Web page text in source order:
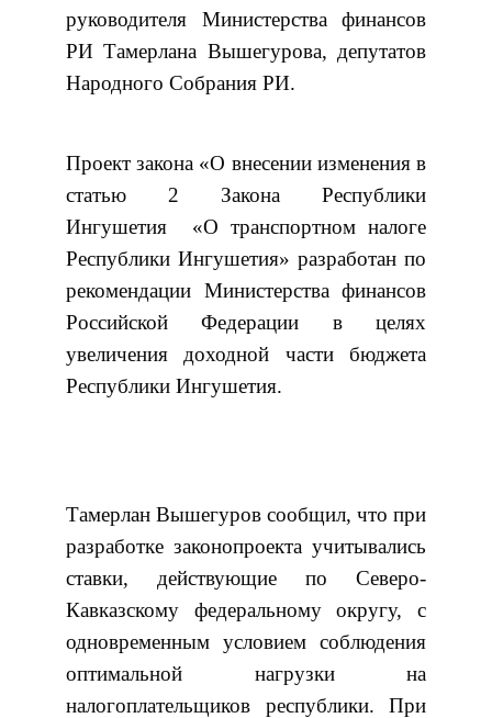
руководителя Министерства финансов
РИ Тамерлана Вышегурова, депутатов
Народного Собрания РИ.
Проект закона «О внесении изменения в
статью 2 Закона Республики
Ингушетия «О транспортном налоге
Республики Ингушетия» разработан по
рекомендации Министерства финансов
Российской Федерации в целях
увеличения доходной части бюджета
Республики Ингушетия.
Тамерлан Вышегуров сообщил, что при
разработке законопроекта учитывались
ставки, действующие по Северо-
Кавказскому федеральному округу, с
одновременным условием соблюдения
оптимальной нагрузки на
налогоплательщиков республики. При